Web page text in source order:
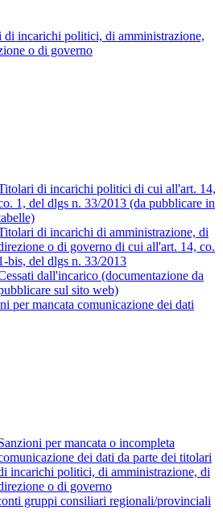
di incarichi politici, di amministrazione,
o di governo
di incarichi politici di cui all'art. 14,
1, del dlgs n. 33/2013 (da pubblicare in
di incarichi di amministrazione, di
o di governo di cui all'art. 14, co.
bis, del dlgs n. 33/2013
dall'incarico (documentazione da
sul sito web)
per mancata comunicazione dei dati
per mancata o incompleta
dei dati da parte dei titolari
incarichi politici, di amministrazione, di
o di governo
gruppi consiliari regionali/provinciali